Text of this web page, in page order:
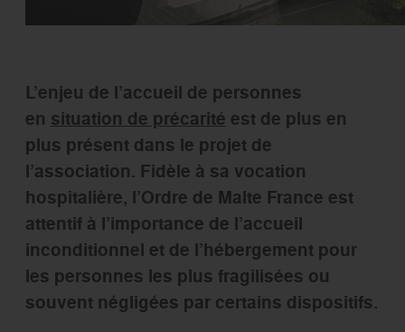
L’enjeu de l’accueil de personnes
en situation de précarité est de plus en
plus présent dans le projet de
l’association. Fidèle à sa vocation
hospitalière, l’Ordre de Malte France est
attentif à l’importance de l’accueil
inconditionnel et de l’hébergement pour
les personnes les plus fragilisées ou
souvent négligées par certains dispositifs.